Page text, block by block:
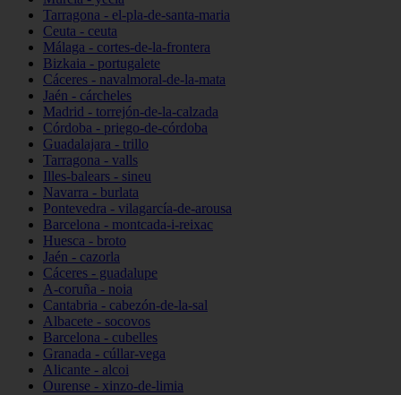
Tarragona - el-pla-de-santa-maria
Ceuta - ceuta
Málaga - cortes-de-la-frontera
Bizkaia - portugalete
Cáceres - navalmoral-de-la-mata
Jaén - cárcheles
Madrid - torrejón-de-la-calzada
Córdoba - priego-de-córdoba
Guadalajara - trillo
Tarragona - valls
Illes-balears - sineu
Navarra - burlata
Pontevedra - vilagarcía-de-arousa
Barcelona - montcada-i-reixac
Huesca - broto
Jaén - cazorla
Cáceres - guadalupe
A-coruña - noia
Cantabria - cabezón-de-la-sal
Albacete - socovos
Barcelona - cubelles
Granada - cúllar-vega
Alicante - alcoi
Ourense - xinzo-de-limia